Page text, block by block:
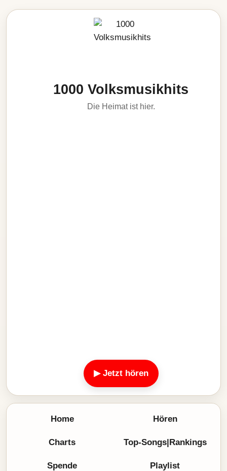
1000 Volksmusikhits
Die Heimat ist hier.
▶ Jetzt hören
Home Hören
Charts Top-Songs|Rankings
Spende Playlist